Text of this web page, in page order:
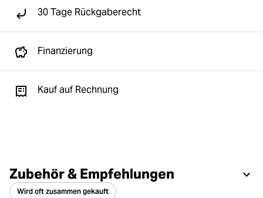
30 Tage Rückgaberecht
Finanzierung
Kauf auf Rechnung
Zubehör & Empfehlungen
Wird oft zusammen gekauft